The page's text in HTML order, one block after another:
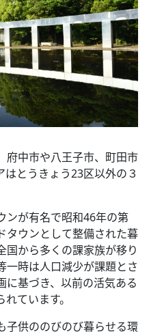
府中市や八王子市、町田市
とうきょう23区以外の３
ンが有名で昭和46年の第
タウンとして整備された暮
国から多くの課家族が移り
一時は人口減少が課題とさ
に基づき、以前の活気ある
ています。
子供ののびのび暮らせる環